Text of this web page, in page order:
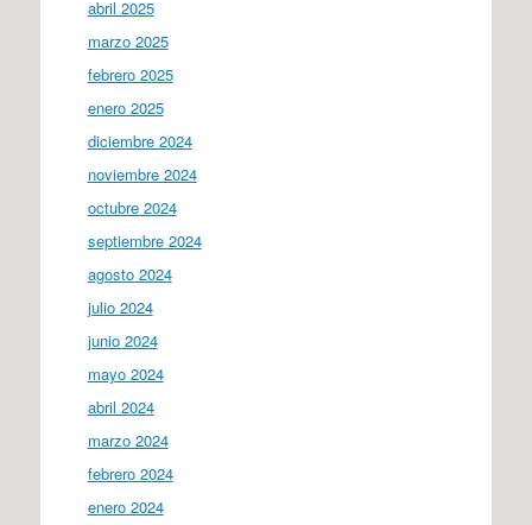
abril 2025
marzo 2025
febrero 2025
enero 2025
diciembre 2024
noviembre 2024
octubre 2024
septiembre 2024
agosto 2024
julio 2024
junio 2024
mayo 2024
abril 2024
marzo 2024
febrero 2024
enero 2024